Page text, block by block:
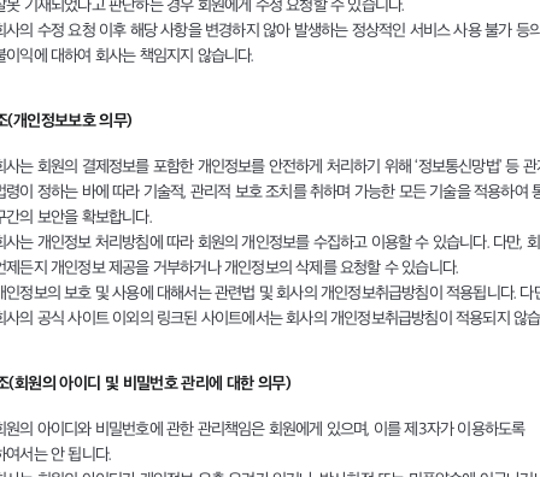
못 기재되었다고 판단하는 경우 회원에게 수정 요청할 수 있습니다.
사의 수정 요청 이후 해당 사항을 변경하지 않아 발생하는 정상적인 서비스 사용 불가 등의
이익에 대하여 회사는 책임지지 않습니다.
(개인정보보호 의무)
사는 회원의 결제정보를 포함한 개인정보를 안전하게 처리하기 위해 ‘정보통신망법’ 등 관
령이 정하는 바에 따라 기술적, 관리적 보호 조치를 취하며 가능한 모든 기술을 적용하여
간의 보안을 확보합니다.
사는 개인정보 처리방침에 따라 회원의 개인정보를 수집하고 이용할 수 있습니다. 다만,
제든지 개인정보 제공을 거부하거나 개인정보의 삭제를 요청할 수 있습니다.
인정보의 보호 및 사용에 대해서는 관련법 및 회사의 개인정보취급방침이 적용됩니다. 다
사의 공식 사이트 이외의 링크된 사이트에서는 회사의 개인정보취급방침이 적용되지 않
(회원의 아이디 및 비밀번호 관리에 대한 의무)
원의 아이디와 비밀번호에 관한 관리책임은 회원에게 있으며, 이를 제3자가 이용하도록
여서는 안 됩니다.